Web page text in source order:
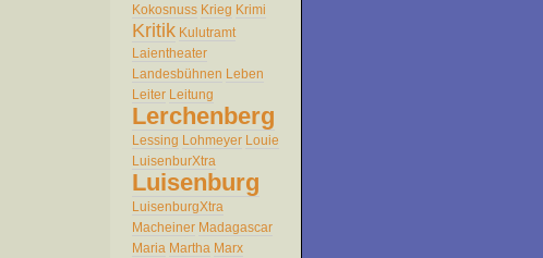
Kokosnuss Krieg Krimi
Kritik Kulutramt
Laientheater
Landesbühnen Leben
Leiter Leitung
Lerchenberg
Lessing Lohmeyer Louie
LuisenburXtra
Luisenburg
LuisenburgXtra
Macheiner Madagascar
Maria Martha Marx